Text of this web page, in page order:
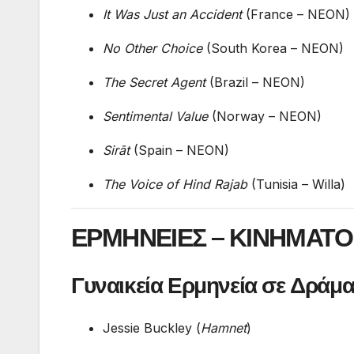
It Was Just an Accident(France – NEON)
No Other Choice(South Korea – NEON)
The Secret Agent(Brazil – NEON)
Sentimental Value(Norway – NEON)
Sirāt(Spain – NEON)
The Voice of Hind Rajab(Tunisia – Willa)
ΕΡΜΗΝΕΙΕΣ –
Γυναικεία Ερμηνεία σε Δράμα
Jessie Buckley (Hamnet)